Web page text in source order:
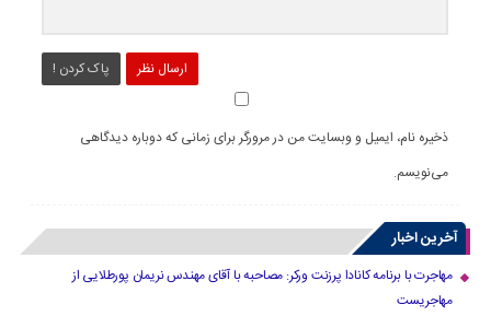
ارسال نظر پاک کردن !
ذخیره نام، ایمیل و وبسایت من در مرورگر برای زمانی که دوباره دیدگاهی
می‌نویسم.
آخرین اخبار
مهاجرت با برنامه کانادا پرزنت ورکر: مصاحبه با آقای مهندس نریمان پورطلایی از
مهاجریست